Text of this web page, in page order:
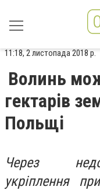
11:18, 2 листопада 2018 р.
Волинь
гектарів
Польщі
Через
укріплення